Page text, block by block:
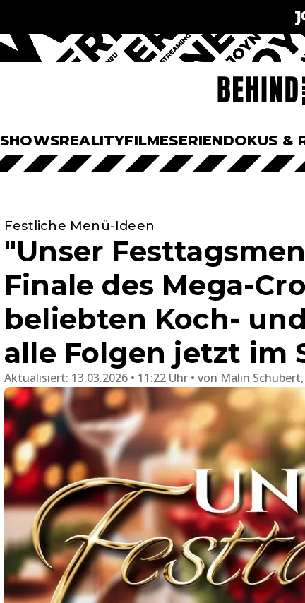
SHOWSREALITYFILMESERIENDOKUS &
Festliche Menü-Ideen
"Unser
Finale des Mega-
beliebten Koch-
alle Folgen jetzt im
Aktualisiert: 13.03.2026 • 11:22 Uhr von Malin